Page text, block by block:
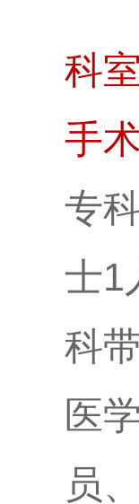
科
手
专
士1
科
医
员